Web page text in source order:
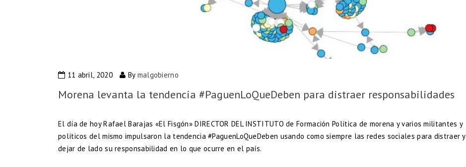
11 abril, 2020 By malgobierno
Morena levanta la tendencia #PaguenLoQueDeben para distraer responsabilidades
El día de hoy Rafael Barajas «El Fisgón» DIRECTOR DEL INSTITUTO de Formación Política de morena y varios militantes y
políticos del mismo impulsaron la tendencia #PaguenLoQueDeben usando como siempre las redes sociales para distraer y
dejar de lado su responsabilidad en lo que ocurre en el país.